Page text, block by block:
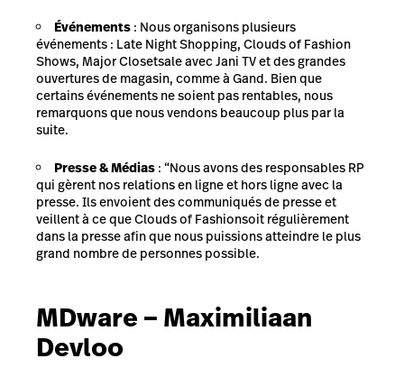
Événements : Nous organisons plusieurs
événements : Late Night Shopping, Clouds of Fashion
Shows, Major Closetsale avec Jani TV et des grandes
ouvertures de magasin, comme à Gand. Bien que
certains événements ne soient pas rentables, nous
remarquons que nous vendons beaucoup plus par la
suite.
Presse & Médias : “Nous avons des responsables RP
qui gèrent nos relations en ligne et hors ligne avec la
presse. Ils envoient des communiqués de presse et
veillent à ce que Clouds of Fashionsoit régulièrement
dans la presse afin que nous puissions atteindre le plus
grand nombre de personnes possible.
MDware – Maximiliaan
Devloo